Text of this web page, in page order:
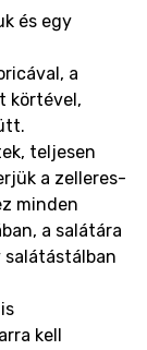
és egy
a
körtével,
teljesen
a zelleres-
minden
a salátára
kell